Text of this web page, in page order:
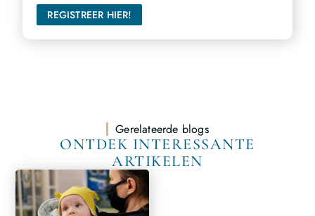
REGISTREER HIER!
Gerelateerde blogs
ONTDEK INTERESSANTE
ARTIKELEN